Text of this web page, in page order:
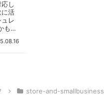
し
活
レ
もし
約す
方
ッ
store-and-smallbusiness